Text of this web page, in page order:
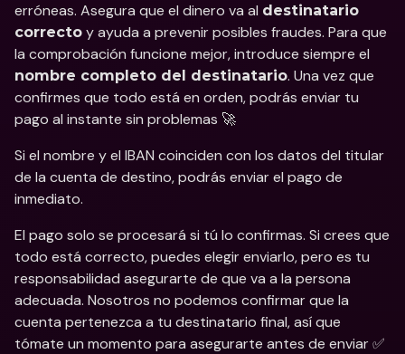
erróneas. Asegura que el dinero va al destinatario
correcto y ayuda a prevenir posibles fraudes. Para que
nombre completo del destinatario. Una vez que
confirmes que todo está en orden, podrás enviar tu
pago al instante sin problemas 🚀
Si el nombre y el IBAN coinciden con los datos del titular
de la cuenta de destino, podrás enviar el pago de
inmediato.
El pago solo se procesará si tú lo confirmas. Si crees que
todo está correcto, puedes elegir enviarlo, pero es tu
responsabilidad asegurarte de que va a la persona
adecuada. Nosotros no podemos confirmar que la
cuenta pertenezca a tu destinatario final, así que
tómate un momento para asegurarte antes de enviar ✅